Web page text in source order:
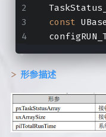
const
形参描述